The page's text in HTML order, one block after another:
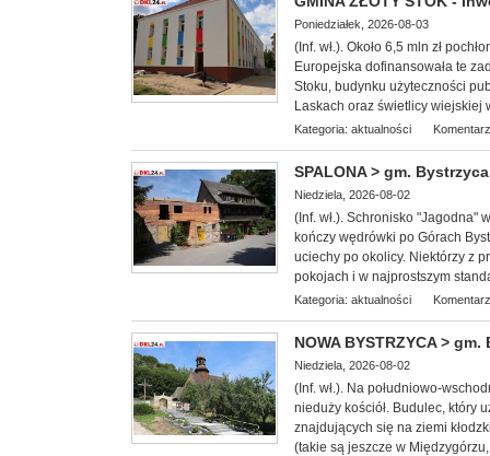
Poniedziałek, 2026-08-03
(Inf. wł.). Około 6,5 mln zł
Europejska dofinansowała te
Stoku, budynku użyteczności
Laskach oraz świetlicy wiejskiej
Kategoria: aktualności
SPALONA > gm.
Niedziela, 2026-08-02
(Inf. wł.). Schronisko "Jagodna"
kończy wędrówki po Górach
uciechy po okolicy. Niektórzy z
pokojach i w najprostszym
Kategoria: aktualności
NOWA BYSTRZYCA >
Niedziela, 2026-08-02
(Inf. wł.). Na południowo-
nieduży kościół. Budulec, który
znajdujących się na ziemi
(takie są jeszcze w